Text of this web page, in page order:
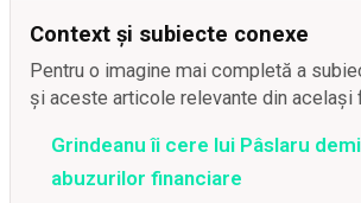
Context și subiecte conexe
Pentru o imagine mai completă a
și aceste articole relevante din același
Grindeanu îi cere lui Pâslaru
abuzurilor financiare